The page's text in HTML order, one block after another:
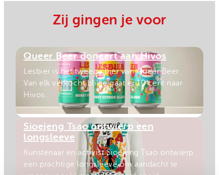
Zij gingen je voor
Queer Beer doneert aan Hivos
Lesbier is het tweede bier van Queer Beer.
Van elk verkocht blikje gaat er 10 cent naar
Hivos.
Sioejeng Tsao ontwierp een
longsleeve
Kunstenaar en activist Sioejeng Tsao ontwierp
een prachtige longsleeve om aandacht te